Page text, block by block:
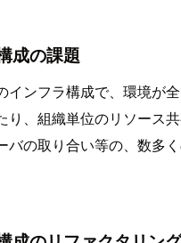
成の課題
インフラ構成で、環境が
り、組織単位のリソース
バの取り合い等の、数多